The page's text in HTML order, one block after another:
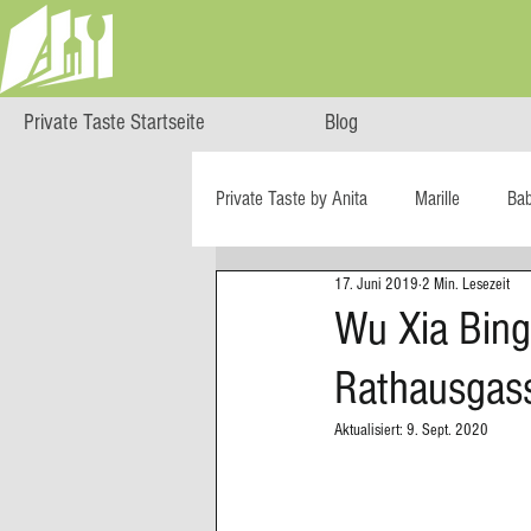
Private Taste Startseite Blog
Private Taste by Anita Marille
Cooking Class HERZGENUSS
Reise-Blog
Wu Xia
17. Juni 2019 2 Min. Lesezeit
Aktualisiert: 9. Sept. 2020